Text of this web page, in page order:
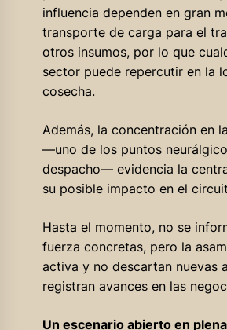
influencia dependen en gran
transporte de carga para el
otros insumos, por lo que
sector puede repercutir en la
cosecha.
Además, la concentración en
—uno de los puntos
despacho— evidencia la
su posible impacto en el
Hasta el momento, no se
fuerza concretas, pero la
activa y no descartan nuevas
registran avances en las
Un escenario abierto en